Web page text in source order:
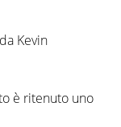
Kevin
è ritenuto uno